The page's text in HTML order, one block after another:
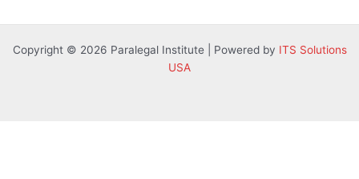
Copyright © 2026 Paralegal Institute | Powered by ITS Solutions
USA